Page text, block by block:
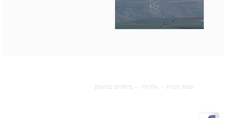
עמוד הבית -- גלריות -- ציפורים במעופן